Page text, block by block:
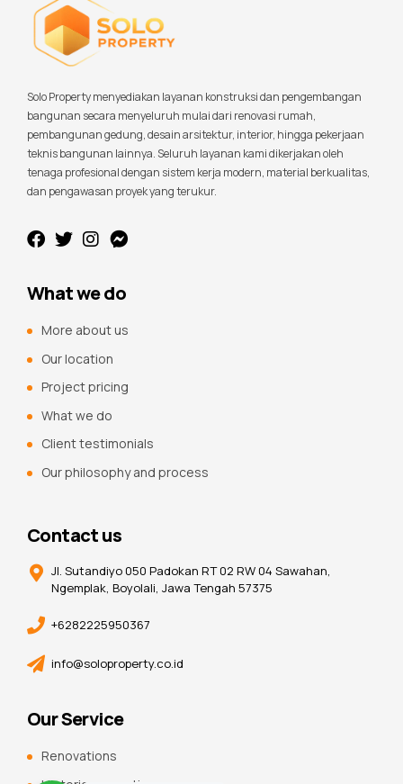
Solo Property menyediakan layanan konstruksi dan pengembangan
bangunan secara menyeluruh mulai dari renovasi rumah,
pembangunan gedung, desain arsitektur, interior, hingga pekerjaan
teknis bangunan lainnya. Seluruh layanan kami dikerjakan oleh
tenaga profesional dengan sistem kerja modern, material berkualitas,
dan pengawasan proyek yang terukur.
What we do
More about us
Our location
Project pricing
What we do
Client testimonials
Our philosophy and process
Contact us
Jl. Sutandiyo 050 Padokan RT 02 RW 04 Sawahan,
Ngemplak, Boyolali, Jawa Tengah 57375
+6282225950367
info@soloproperty.co.id
Our Service
Renovations